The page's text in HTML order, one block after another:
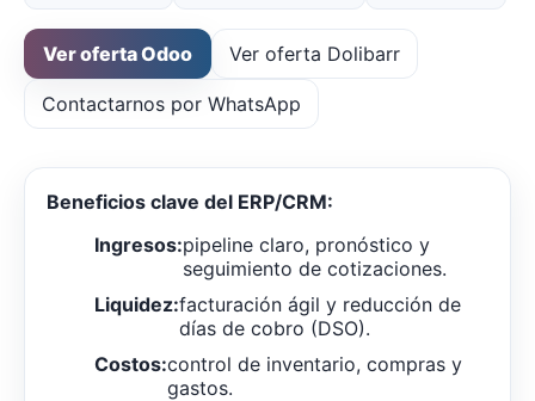
Ver oferta Odoo Ver oferta Dolibarr
Contactarnos por WhatsApp
Beneficios clave del ERP/CRM:
Ingresos:pipeline claro, pronóstico y
seguimiento de cotizaciones.
Liquidez:facturación ágil y reducción de
días de cobro (DSO).
Costos:control de inventario, compras y
gastos.